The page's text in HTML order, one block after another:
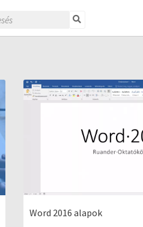
Word 2016 alapok